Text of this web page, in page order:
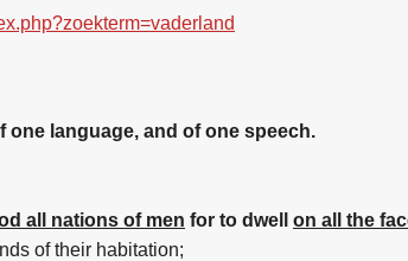
one language, and of one speech.
all nations of men for to dwell on all the
of their habitation;